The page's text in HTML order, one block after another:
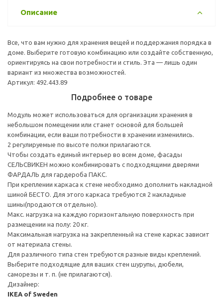
Описание
Все, что вам нужно для хранения вещей и поддержания порядка в
доме. Выберите готовую комбинацию или создайте собственную,
ориентируясь на свои потребности и стиль. Эта — лишь один
вариант из множества возможностей.
Артикул: 492.443.89
Подробнее о товаре
Модуль может использоваться для организации хранения в
небольшом помещении или станет основой для большей
комбинации, если ваши потребности в хранении изменились.
2 регулируемые по высоте полки прилагаются.
Чтобы создать единый интерьер во всем доме, фасады
СЕЛЬСВИКЕН можно комбинировать с подходящими дверями
ФАРДАЛЬ для гардероба ПАКС.
При креплении каркаса к стене необходимо дополнить накладной
шиной БЕСТО. Для этого каркаса требуются 2 накладные
шины(продаются отдельно).
Макс. нагрузка на каждую горизонтальную поверхность при
размещении на полу: 20 кг.
Максимальная нагрузка на закрепленный на стене каркас зависит
от материала стены.
Для различного типа стен требуются разные виды креплений.
Выберите подходящие для ваших стен шурупы, дюбели,
саморезы и т. п. (не прилагаются).
Дизайнер:
IKEA of Sweden